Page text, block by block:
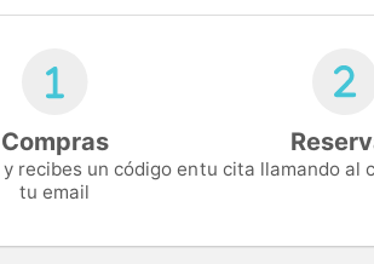
Compras
recibes un código en
tu email
tu cita llamando al